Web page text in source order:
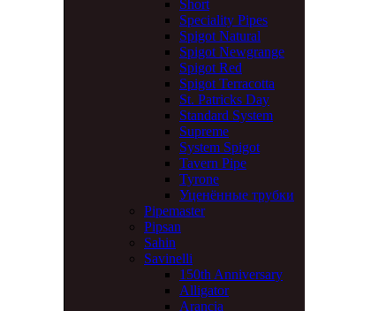
Short
Speciality Pipes
Spigot Natural
Spigot Newgrange
Spigot Red
Spigot Terracotta
St. Patricks Day
Standard System
Supreme
System Spigot
Tavern Pipe
Tyrone
Уценённые трубки
Pipemaster
Pipsan
Sahin
Savinelli
150th Anniversary
Alligator
Arancia